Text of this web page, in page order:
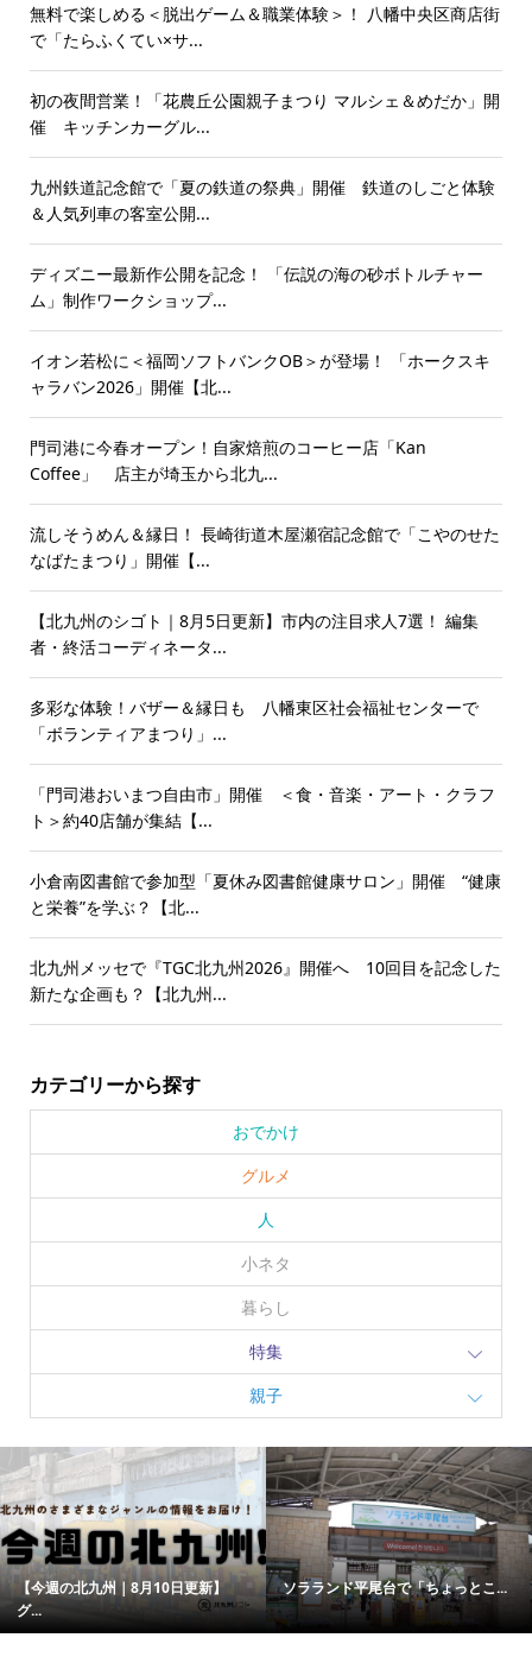
無料で楽しめる＜脱出ゲーム＆職業体験＞！ 八幡中央区商店街
で「たらふくてい×サ...
初の夜間営業！「花農丘公園親子まつり マルシェ＆めだか」開
催 キッチンカーグル...
九州鉄道記念館で「夏の鉄道の祭典」開催 鉄道のしごと体験
＆人気列車の客室公開...
ディズニー最新作公開を記念！ 「伝説の海の砂ボトルチャー
ム」制作ワークショップ...
イオン若松に＜福岡ソフトバンクOB＞が登場！ 「ホークスキ
ャラバン2026」開催【北...
門司港に今春オープン！自家焙煎のコーヒー店「Kan
Coffee」 店主が埼玉から北九...
流しそうめん＆縁日！ 長崎街道木屋瀬宿記念館で「こやのせた
なばたまつり」開催【...
【北九州のシゴト｜8月5日更新】市内の注目求人7選！ 編集
者・終活コーディネータ...
多彩な体験！バザー＆縁日も 八幡東区社会福祉センターで
「ボランティアまつり」...
「門司港おいまつ自由市」開催 ＜食・音楽・アート・クラフ
ト＞約40店舗が集結【...
小倉南図書館で参加型「夏休み図書館健康サロン」開催 “健康
と栄養”を学ぶ？【北...
北九州メッセで『TGC北九州2026』開催へ 10回目を記念した
新たな企画も？【北九州...
カテゴリーから探す
おでかけ
グルメ
人
小ネタ
暮らし
特集
親子
【今週の北九州｜8月10日更新】
グ...
ソラランド平尾台で「ちょっとこ...